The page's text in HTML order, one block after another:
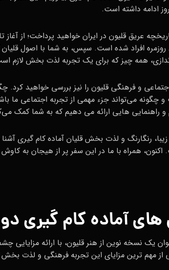
ادامه داشته است.
عریق قلیون در ایران خواهید پرداخت؛ از آغاز
افراد شده است. سپس، به شما با اصول قلیان
همه چیز که برای یک تجربه لذت‌ بخش لازم
و فرهنگی قلیون را نیز بررسی خواهید کرد.
چگونه می‌تواند جزء مهمی از تجربه اجتماعی ما
و راهنمایی‌ هایی ارائه می‌ دهیم که به شما کمک
رنگارنگ و لذت‌ بخش قلیان آماده کام گیری
همراه با ما در این سفر پر از هیجان به
های آماده کام گیری
یک نسخه نوین از هنر قلیون، با ارائه
از مهم‌ ترین مزایای این تجربه فرهنگی و لذت‌